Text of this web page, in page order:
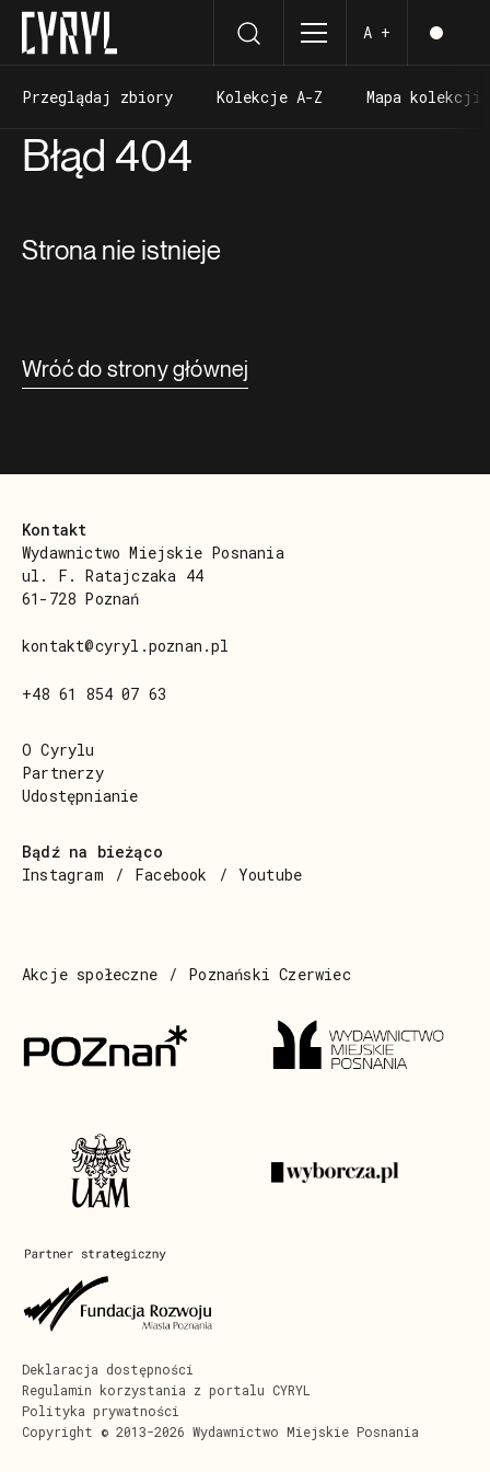
A +
Przeglądaj zbiory
Kolekcje A-Z
Mapa kolekcji
Mapa kolekcji
Błąd 404
Strona nie istnieje
Wróć do strony głównej
Kontakt
Wydawnictwo Miejskie Posnania
ul. F. Ratajczaka 44
61-728 Poznań
kontakt@cyryl.poznan.pl
+48 61 854 07 63
O Cyrylu
Partnerzy
Udostępnianie
Bądź na bieżąco
Instagram
Facebook Youtube
Akcje społeczne Poznański Czerwiec
Copyright © 2013-2026 Wydawnictwo Miejskie Posnania
Polityka prywatności
Regulamin korzystania z portalu CYRYL
Deklaracja dostępności